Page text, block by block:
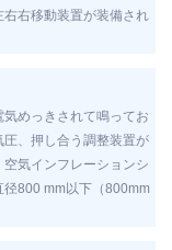
右移動装置が装備され
めっきされて鳴ってお
、押し合う調整装置が
気インフレーションシ
径800 mm以下（800mm